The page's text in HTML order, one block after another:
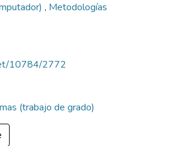
, Metodologías
10784/2772
(trabajo de grado)